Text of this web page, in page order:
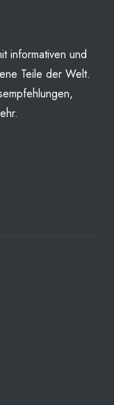
informativen und
Teile der Welt.